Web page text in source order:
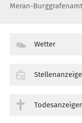
Meran-Burggrafenamt
Wetter